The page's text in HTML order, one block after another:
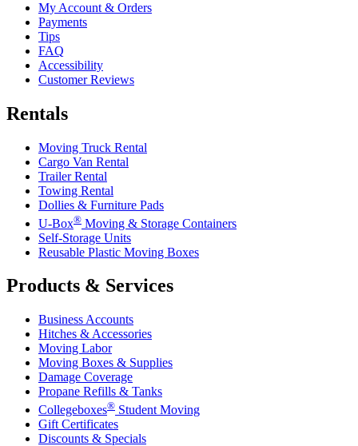
My Account & Orders
Payments
Tips
FAQ
Accessibility
Customer Reviews
Rentals
Moving Truck Rental
Cargo Van Rental
Trailer Rental
Towing Rental
Dollies & Furniture Pads
U-Box® Moving & Storage Containers
Self-Storage Units
Reusable Plastic Moving Boxes
Products & Services
Business Accounts
Hitches & Accessories
Moving Labor
Moving Boxes & Supplies
Damage Coverage
Propane Refills & Tanks
Collegeboxes® Student Moving
Gift Certificates
Discounts & Specials